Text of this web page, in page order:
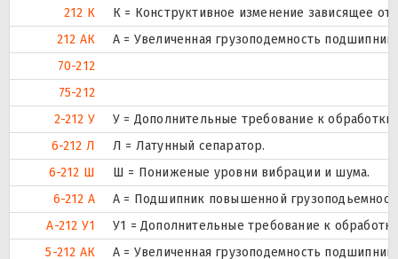
212 К
К = Конструктивное изменение зависящее от
212 АК
А = Увеличенная грузоподемность
70-212
75-212
2-212 У
У = Дополнительные требование к
6-212 Л
Л = Латунный сепаратор.
6-212 Ш
Ш = Пониженые уровни вибрации и шума.
6-212 А
А = Подшипник повышенной
А-212 У1
У1 = Дополнительные требование к
5-212 АК
А = Увеличенная грузоподемность